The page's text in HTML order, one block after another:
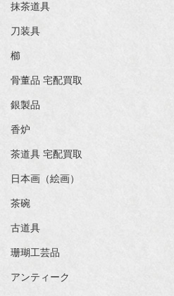
抹茶道具
刀装具
櫛
骨董品 宅配買取
銀製品
香炉
茶道具 宅配買取
日本画（絵画）
茶碗
古道具
珊瑚工芸品
アンティーク